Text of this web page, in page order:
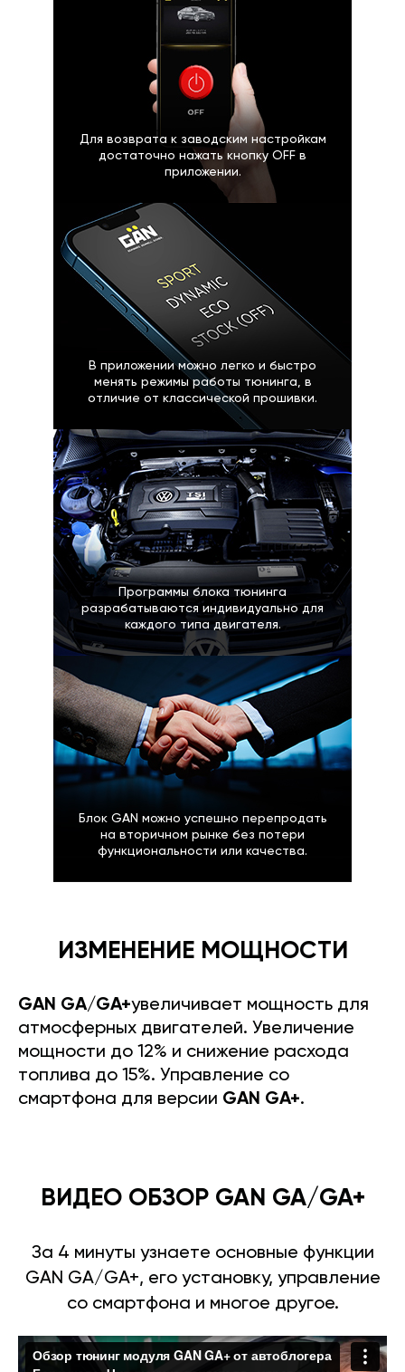
Для возврата к заводским настройкам
достаточно нажать кнопку OFF в
приложении.
В приложении можно легко и быстро
менять режимы работы тюнинга, в
отличие от классической прошивки.
Программы блока тюнинга
разрабатываются индивидуально для
каждого типа двигателя.
Блок GAN можно успешно перепродать
на вторичном рынке без потери
функциональности или качества.
ИЗМЕНЕНИЕ МОЩНОСТИ
GAN GA/GA+увеличивает мощность для
атмосферных двигателей. Увеличение
мощности до 12% и снижение расхода
топлива до 15%. Управление со
смартфона для версии GAN GA+.
ВИДЕО ОБЗОР GAN GA/GA+
За 4 минуты узнаете основные функции
GAN GA/GA+, его установку, управление
со смартфона и многое другое.